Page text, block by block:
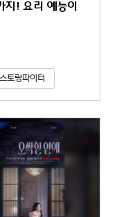
! 요리 예능이
토랑파이터